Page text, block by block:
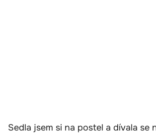
Sedla jsem si na postel a dívala se